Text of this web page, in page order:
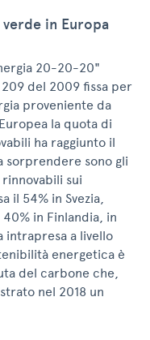
in Europa
20-20-20"
del 2009 fissa per
proveniente da
la quota di
ha raggiunto il
sorprendere sono gli
sui
il 54% in Svezia,
in Finlandia, in
intrapresa a livello
energetica è
del carbone che,
nel 2018 un